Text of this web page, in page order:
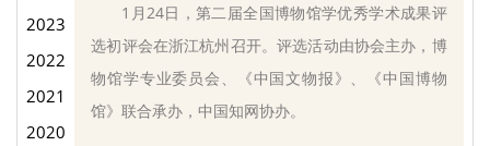
2023
2022
2021
2020
1月24日，第二届全国博物馆学优秀学术成果评
选初评会在浙江杭州召开。评选活动由协会主办，博
物馆学专业委员会、《中国文物报》、《中国博物
馆》联合承办，中国知网协办。